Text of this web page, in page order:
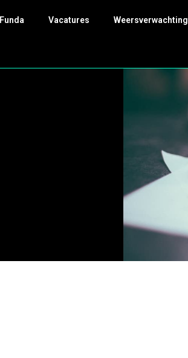
Funda Vacatures Weersverwachting